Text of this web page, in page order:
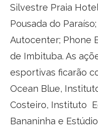
Silvestre Praia
Pousada do
Autocenter; Phone
de Imbituba. As
esportivas ficarão
Ocean Blue,
Costeiro, Instituto
Bananinha e